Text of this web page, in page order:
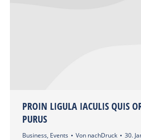
PROIN LIGULA IACULIS QUIS
PURUS
Business, Events Von nachDruck
30.